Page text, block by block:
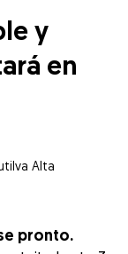
y
en
Alta
pronto.